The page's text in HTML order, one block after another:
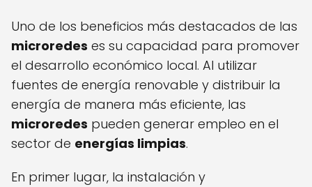
Uno de los beneficios más destacados de las
microredes es su capacidad para promover
el desarrollo económico local. Al utilizar
fuentes de energía renovable y distribuir la
energía de manera más eficiente, las
microredes pueden generar empleo en el
sector de energías limpias.
En primer lugar, la instalación y